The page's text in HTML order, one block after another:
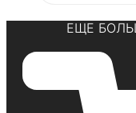
ЕЩЕ